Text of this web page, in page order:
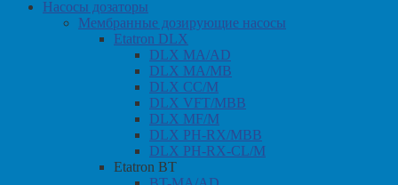
Насосы дозаторы
Мембранные дозирующие насосы
Etatron DLX
DLX MA/AD
DLX MA/MB
DLX CC/M
DLX VFT/MBB
DLX MF/M
DLX PH-RX/MBB
DLX PH-RX-CL/M
Etatron BT